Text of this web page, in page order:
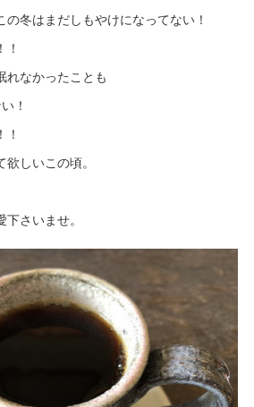
冬はまだしもやけになってない！
れなかったことも
！
しいこの頃。
さいませ。